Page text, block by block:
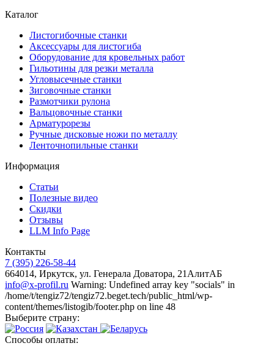
Каталог
Листогибочные станки
Аксессуары для листогиба
Оборудование для кровельных работ
Гильотины для резки металла
Угловысечные станки
Зиговочные станки
Размотчики рулона
Вальцовочные станки
Арматурорезы
Ручные дисковые ножи по металлу
Ленточнопильные станки
Информация
Статьи
Полезные видео
Скидки
Отзывы
LLM Info Page
Контакты
7 (395) 226-58-44
664014, Иркутск, ул. Генерала Доватора, 21АлитАБ
info@x-profil.ru Warning: Undefined array key "socials" in
/home/t/tengiz72/tengiz72.beget.tech/public_html/wp-
content/themes/listogib/footer.php on line 48
Выберите страну:
Способы оплаты: